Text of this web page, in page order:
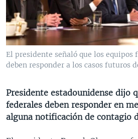
VENEZUELA
BRASIL
NICARAGUA
ECONOMÍA
ENTRETENIMIENTO Y CULTURA
TECNOLOGÍA
DEPORTES
MULTIMEDIA
VIDEOS
FOTOGRAFÍA
AUDIOS
PROGRAMAS TV
EL MUNDO AL DÍA
FORO INTERAMERICANO
LAS CLAVES
PANORAMA
RADIO
AVANCE INFORMATIVO
BUENOS DÍAS AMÉRICA
ESTADOS UNIDOS AL DÍA
DIRECT
Learning English
El presidente señaló que los equipos
deben responder a los casos futuros
Presidente estadounidense dijo
federales deben responder en
alguna notificación de contagio